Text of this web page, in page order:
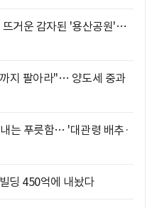
뜨거운 감자된 '용산공원'…
지 팔아라"… 양도세 중과
는 푸릇함… '대관령 배추·
딩 450억에 내놨다